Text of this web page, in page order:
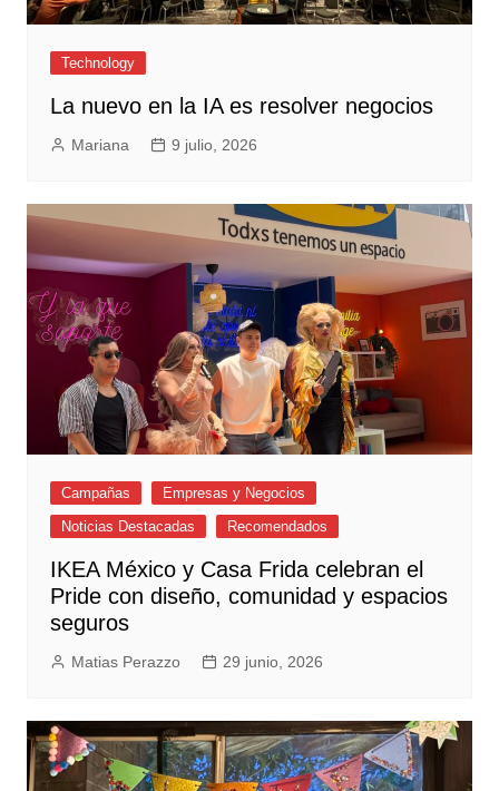
Technology
La nuevo en la IA es resolver negocios
Mariana 9 julio, 2026
Campañas
Empresas y Negocios
Noticias Destacadas
Recomendados
IKEA México y Casa Frida celebran el
Pride con diseño, comunidad y espacios
seguros
Matias Perazzo 29 junio, 2026